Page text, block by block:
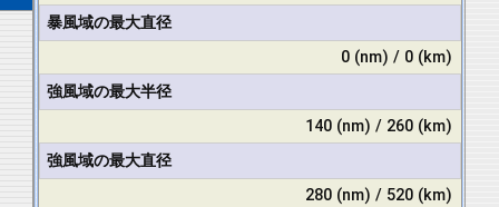
暴風域の最大直径
0 (nm) / 0 (km)
強風域の最大半径
140 (nm) / 260 (km)
強風域の最大直径
280 (nm) / 520 (km)